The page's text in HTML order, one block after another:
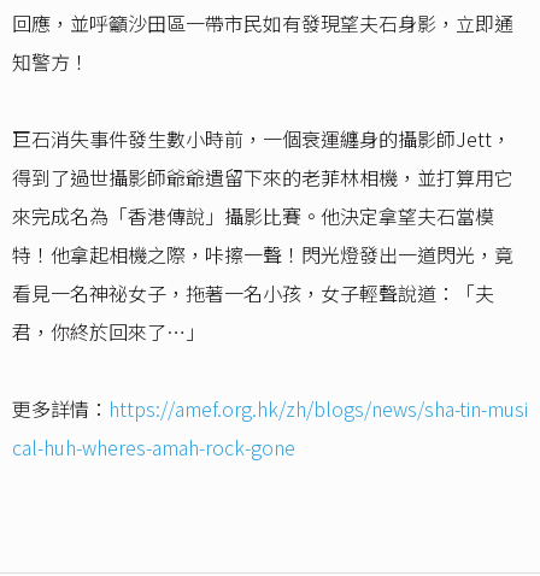
回應，並呼籲沙田區一帶市民如有發現望夫石身影，立即通
知警方！
巨石消失事件發生數小時前，一個衰運纏身的攝影師Jett，
得到了過世攝影師爺爺遺留下來的老菲林相機，並打算用它
來完成名為「香港傳說」攝影比賽。他決定拿望夫石當模
特！他拿起相機之際，咔擦一聲！閃光燈發出一道閃光，竟
看見一名神祕女子，拖著一名小孩，女子輕聲說道：「夫
君，你終於回來了…」
更多詳情： https://amef.org.hk/zh/blogs/news/sha-tin-musi
cal-huh-wheres-amah-rock-gone